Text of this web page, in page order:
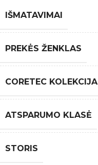
IŠMATAVIMAI
PREKĖS ŽENKLAS
CORETEC KOLEKCIJA
ATSPARUMO KLASĖ
STORIS